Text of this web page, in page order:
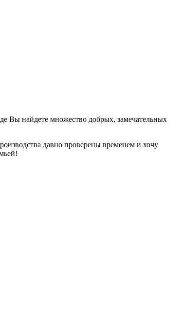
Вы найдете множество добрых, замечательных
давно проверены временем и хочу